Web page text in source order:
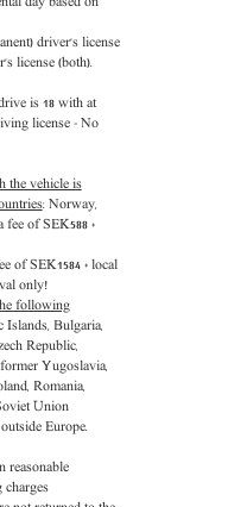
driver's license
license (both).
is 18 with at
license - No
the vehicle is
: Norway,
of SEK588 +
of SEK1584 + local
only!
following
Islands, Bulgaria,
Republic,
Yugoslavia,
Romania,
Union
Europe.
reasonable
charges